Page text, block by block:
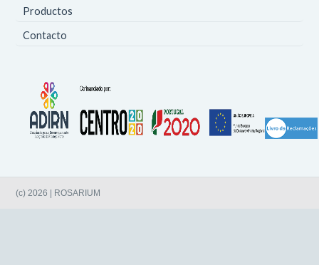
Productos
Contacto
(c) 2026 | ROSARIUM